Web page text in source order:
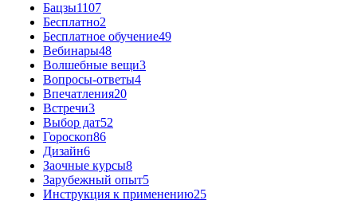
Бацзы1107
Бесплатно2
Бесплатное обучение49
Вебинары48
Волшебные вещи3
Вопросы-ответы4
Впечатления20
Встречи3
Выбор дат52
Гороскоп86
Дизайн6
Заочные курсы8
Зарубежный опыт5
Инструкция к применению25